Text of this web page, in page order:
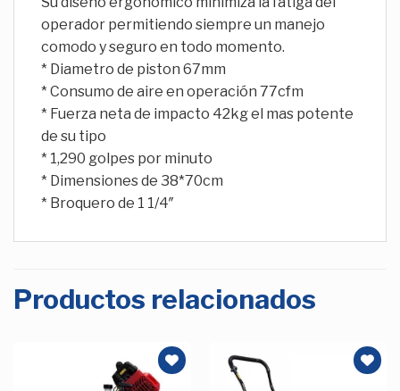
operador permitiendo siempre un manejo
comodo y seguro en todo momento.
* Diametro de piston 67mm
* Consumo de aire en operación 77cfm
* Fuerza neta de impacto 42kg el mas potente
de su tipo
* 1,290 golpes por minuto
* Dimensiones de 38*70cm
* Broquero de 1 1/4″
Productos relacionados